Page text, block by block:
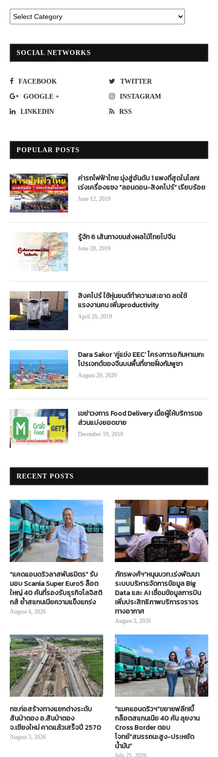
SOCIAL NETWORKS
FACEBOOK TWITTER
GOOGLE + INSTAGRAM
LINKEDIN RSS
POPULAR POSTS
ค่ารถไฟฟ้าไทย มุ่งสู่อันดับ 1 แพงที่สุดในโลก!
เร่งเครื่องแซง “ลอนดอน-สิงคโปร์” เรียบร้อย
June 12, 2019
รู้จัก 6 เส้นทางขนส่งผลไม้ไทยไปจีน
June 20, 2019
สิงคโปร์ ใช้หุ่นยนต์ทำความสะอาด ลดใช้
แรงงานคน เพิ่มproductivity
April 26, 2019
Dara Sakor ‘คู่แข่ง EEC’ โครงการอภิมหาเมกะ
โปรเจกต์ของจีนบนพื้นที่ชายฝั่งกัมพูชา
August 20, 2020
เขย่าวงการ Food Delivery เมื่อผู้ให้บริการขอ
ส่วนแบ่งยอดขาย
December 19, 2019
RECENT POSTS
“แคดแอนดริวลาสพันธมิตร” รับ
มอบ Scania Super Euro5 ล็อต
ใหญ่ 40 คันที่รองรับธุรกิจโลจิสติ
กส์ ย้ำสแกนเนียความแข็งแกร่ง
August 4, 2026
ภัทรพงศ์ฯ”หนุนบวท.เร่งพัฒนา
ระบบบริหารจัดการข้อมูล Big
Data และ AI เชื่อมข้อมูลการบิน
เพิ่มประสิทธิภาพบริการจราจร
ทางอากาศ
August 3, 2026
ทช.ก่อสร้างทางแยกต่างระดับ
สันป่าตอง อ.สันป่าตอง
จ.เชียงใหม่ คาดแล้วเสร็จปี 2570
August 3, 2026
“แมคแอนดริวฯ”ขยายฟลีท!บิ๊
กล็อตสแกนเนีย 40 คัน ลุยงาน
Cross Border ตอบ
โจทย์“สมรรถนะสูง-ประหยัด
น้ำมัน”
July 25, 2026